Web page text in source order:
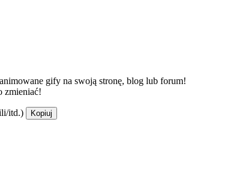
gify na swoją stronę, blog lub forum!
zmieniać!
itd.) Kopiuj